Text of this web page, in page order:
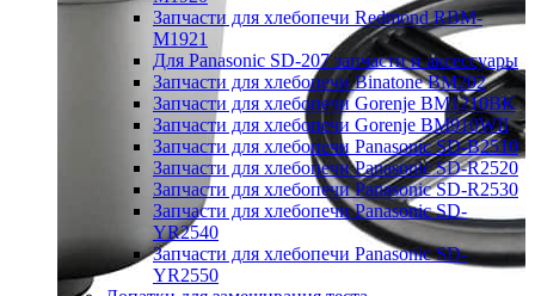
Запчасти для хлебопечи Redmond RBM-
M1921
Для Panasonic SD-207 запчасти и аксессуары
Запчасти для хлебопечи Binatone BM202
Запчасти для хлебопечи Gorenje BM1210BK
Запчасти для хлебопечи Gorenje BM910WII
Запчасти для хлебопечи Panasonic SD-B2510
Запчасти для хлебопечи Panasonic SD-R2520
Запчасти для хлебопечи Panasonic SD-R2530
Запчасти для хлебопечи Panasonic SD-
YR2540
Запчасти для хлебопечи Panasonic SD-
YR2550